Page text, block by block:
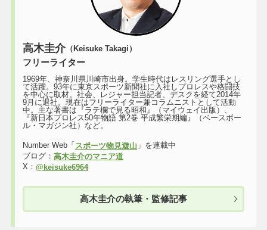
高木圭介（Keisuke Takagi）
フリーライター
1969年、神奈川県川崎市出身。学生時代はレスリング選手とし
て活躍。93年に東京スポーツ新聞社に入社しプロレスや格闘技
を中心に取材。社会、レジャー担当記者、デスクを経て2014年
9月に退社。現在はフリーライター兼コラムニストとして活動
中。主な著書は『ラテ欄で見る昭和』（マイウェイ出版）、
『新日本プロレス50年物語 第2巻 平成繁栄期編』（ベースボー
ル・マガジン社）など。
Number Web「 スポーツ物見遊山 」を連載中
ブログ： 高木圭介のマニア道
X： @keisuke6964
高木圭介の執筆・監修記事